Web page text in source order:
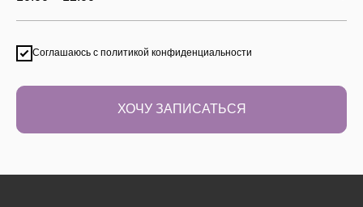
Соглашаюсь с политикой конфиденциальности
ХОЧУ ЗАПИСАТЬСЯ